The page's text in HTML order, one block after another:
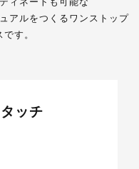
アルをつくるワンストップ
す。
ッチ